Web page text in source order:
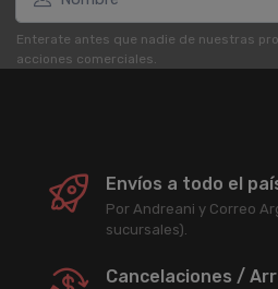
Enterate antes que nadie de nuestras
acciones comerciales.
Envíos a todo el
Por Andreani y Correo
sucursales).
Cancelaciones /